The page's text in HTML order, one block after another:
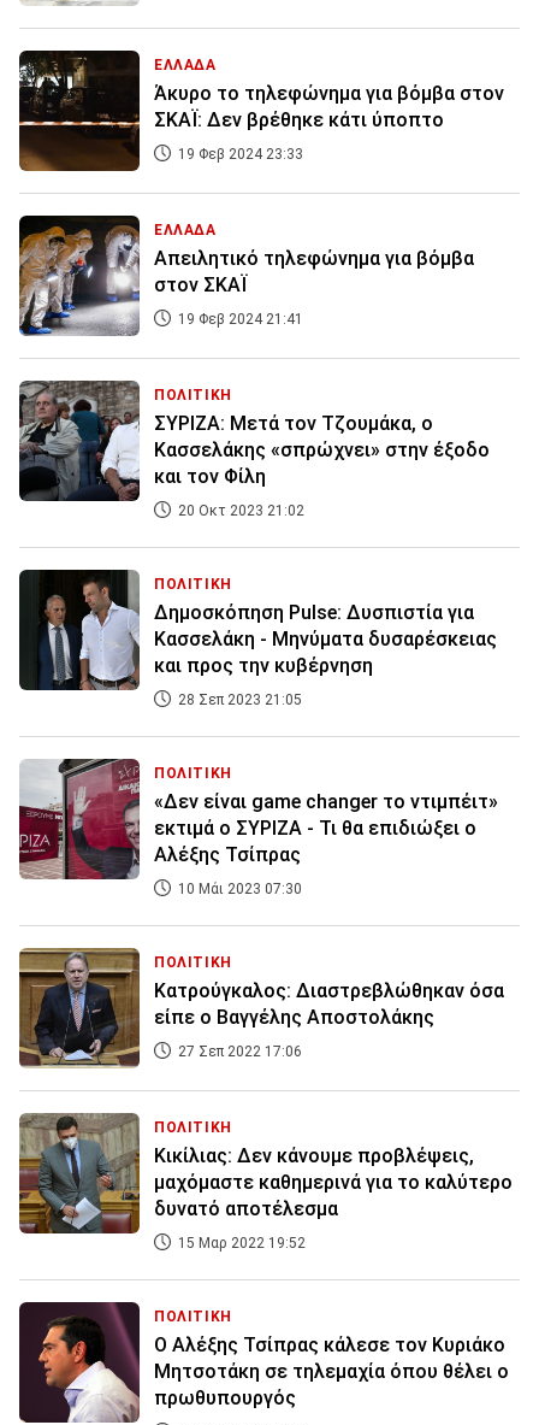
ΕΛΛΑΔΑ
Άκυρο το τηλεφώνημα για βόμβα στον
ΣΚΑΪ: Δεν βρέθηκε κάτι ύποπτο
19 Φεβ 2024 23:33
ΕΛΛΑΔΑ
Απειλητικό τηλεφώνημα για βόμβα
στον ΣΚΑΪ
19 Φεβ 2024 21:41
ΠΟΛΙΤΙΚΗ
ΣΥΡΙΖΑ: Μετά τον Τζουμάκα, ο
Κασσελάκης «σπρώχνει» στην έξοδο
και τον Φίλη
20 Οκτ 2023 21:02
ΠΟΛΙΤΙΚΗ
Δημοσκόπηση Pulse: Δυσπιστία για
Κασσελάκη - Μηνύματα δυσαρέσκειας
και προς την κυβέρνηση
28 Σεπ 2023 21:05
ΠΟΛΙΤΙΚΗ
«Δεν είναι game changer το ντιμπέιτ»
εκτιμά ο ΣΥΡΙΖΑ - Τι θα επιδιώξει ο
Αλέξης Τσίπρας
10 Μάι 2023 07:30
ΠΟΛΙΤΙΚΗ
Κατρούγκαλος: Διαστρεβλώθηκαν όσα
είπε ο Βαγγέλης Αποστολάκης
27 Σεπ 2022 17:06
ΠΟΛΙΤΙΚΗ
Κικίλιας: Δεν κάνουμε προβλέψεις,
μαχόμαστε καθημερινά για το καλύτερο
δυνατό αποτέλεσμα
15 Μαρ 2022 19:52
ΠΟΛΙΤΙΚΗ
Ο Αλέξης Τσίπρας κάλεσε τον Κυριάκο
Μητσοτάκη σε τηλεμαχία όπου θέλει ο
πρωθυπουργός